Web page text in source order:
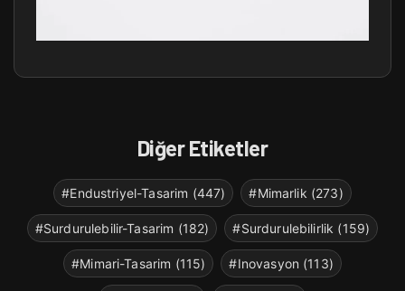
Diğer Etiketler
#Endustriyel-Tasarim (447) #Mimarlik (273)
#Surdurulebilir-Tasarim (182) #Surdurulebilirlik (159)
#Mimari-Tasarim (115) #Inovasyon (113)